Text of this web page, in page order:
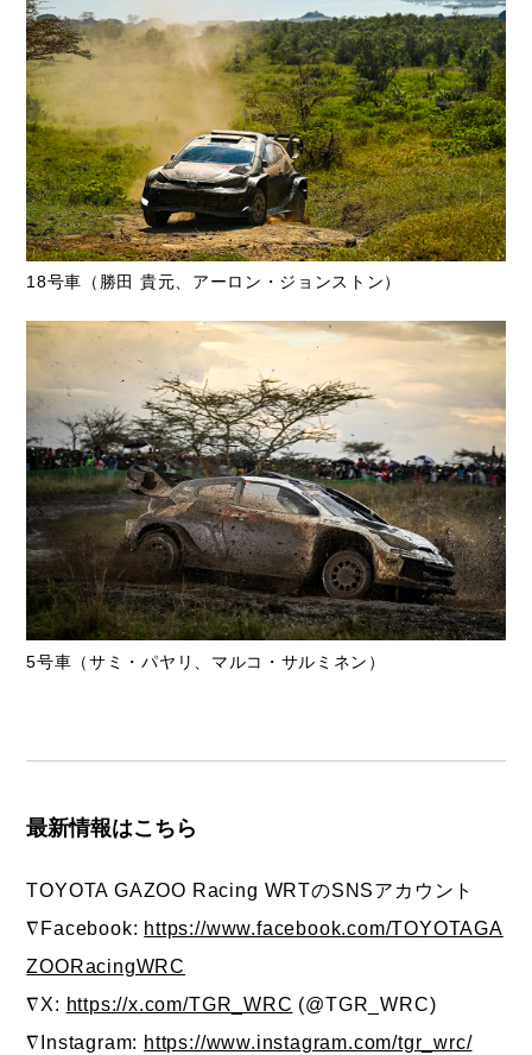
18号車（勝田 貴元、アーロン・ジョンストン）
5号車（サミ・パヤリ、マルコ・サルミネン）
最新情報はこちら
TOYOTA GAZOO Racing WRTのSNSアカウント
∇Facebook: https://www.facebook.com/TOYOTAGA
ZOORacingWRC
∇X: https://x.com/TGR_WRC (@TGR_WRC)
∇Instagram: https://www.instagram.com/tgr_wrc/